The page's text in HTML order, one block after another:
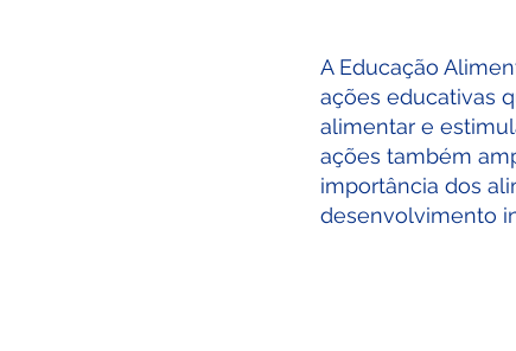
A Educação
ações educativas
alimentar e
ações também
importância dos
desenvolvimento